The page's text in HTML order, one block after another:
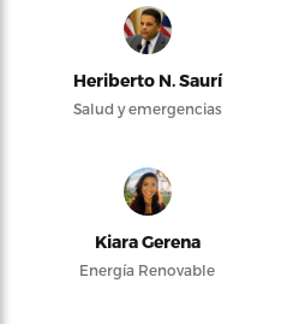
Heriberto N. Saurí
Salud y emergencias
Kiara Gerena
Energía Renovable